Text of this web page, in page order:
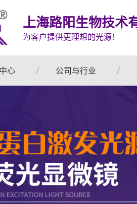
上海路阳生物技术
为客户提供更理想的光源！
心 公司与行业